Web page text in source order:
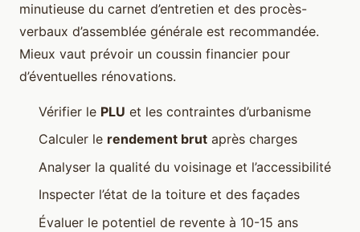
minutieuse du carnet d’entretien et des procès-
verbaux d’assemblée générale est recommandée.
Mieux vaut prévoir un coussin financier pour
d’éventuelles rénovations.
Vérifier le PLU et les contraintes d’urbanisme
Calculer le rendement brut après charges
Analyser la qualité du voisinage et l’accessibilité
Inspecter l’état de la toiture et des façades
Évaluer le potentiel de revente à 10-15 ans